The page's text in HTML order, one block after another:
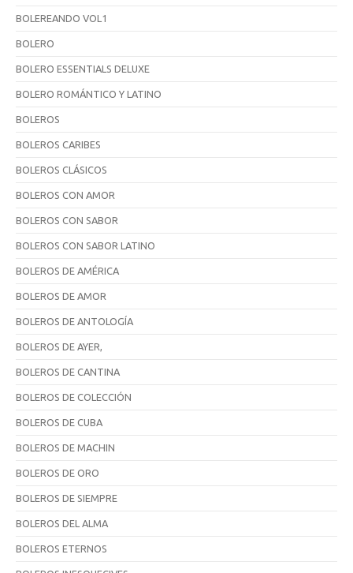
BOLEREANDO VOL1
BOLERO
BOLERO ESSENTIALS DELUXE
BOLERO ROMÁNTICO Y LATINO
BOLEROS
BOLEROS CARIBES
BOLEROS CLÁSICOS
BOLEROS CON AMOR
BOLEROS CON SABOR
BOLEROS CON SABOR LATINO
BOLEROS DE AMÉRICA
BOLEROS DE AMOR
BOLEROS DE ANTOLOGÍA
BOLEROS DE AYER,
BOLEROS DE CANTINA
BOLEROS DE COLECCIÓN
BOLEROS DE CUBA
BOLEROS DE MACHIN
BOLEROS DE ORO
BOLEROS DE SIEMPRE
BOLEROS DEL ALMA
BOLEROS ETERNOS